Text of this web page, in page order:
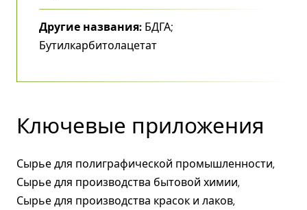
Другие названия: БДГА;
Бутилкарбитолацетат
Ключевые приложения
Сырье для полиграфической промышленности,
Сырье для производства бытовой химии,
Сырье для производства красок и лаков,